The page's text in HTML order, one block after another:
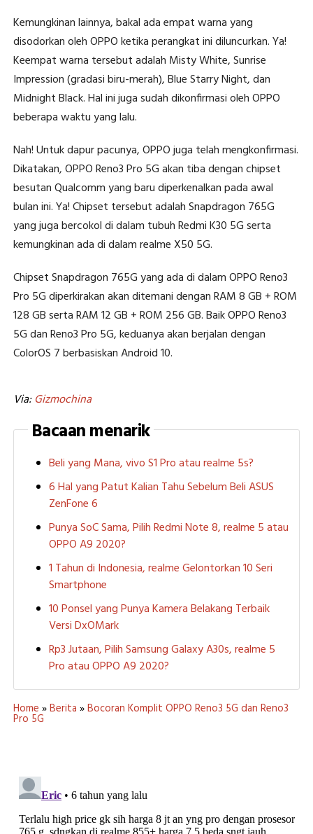
Kemungkinan lainnya, bakal ada empat warna yang
disodorkan oleh OPPO ketika perangkat ini diluncurkan. Ya!
Keempat warna tersebut adalah Misty White, Sunrise
Impression (gradasi biru-merah), Blue Starry Night, dan
Midnight Black. Hal ini juga sudah dikonfirmasi oleh OPPO
beberapa waktu yang lalu.
Nah! Untuk dapur pacunya, OPPO juga telah mengkonfirmasi.
Dikatakan, OPPO Reno3 Pro 5G akan tiba dengan chipset
besutan Qualcomm yang baru diperkenalkan pada awal
bulan ini. Ya! Chipset tersebut adalah Snapdragon 765G
yang juga bercokol di dalam tubuh Redmi K30 5G serta
kemungkinan ada di dalam realme X50 5G.
Chipset Snapdragon 765G yang ada di dalam OPPO Reno3
Pro 5G diperkirakan akan ditemani dengan RAM 8 GB + ROM
128 GB serta RAM 12 GB + ROM 256 GB. Baik OPPO Reno3
5G dan Reno3 Pro 5G, keduanya akan berjalan dengan
ColorOS 7 berbasiskan Android 10.
Via:Gizmochina
Bacaan menarik
Beli yang Mana, vivo S1 Pro atau realme 5s?
6 Hal yang Patut Kalian Tahu Sebelum Beli ASUS
ZenFone 6
Punya SoC Sama, Pilih Redmi Note 8, realme 5 atau
OPPO A9 2020?
1 Tahun di Indonesia, realme Gelontorkan 10 Seri
Smartphone
10 Ponsel yang Punya Kamera Belakang Terbaik
Versi DxOMark
Rp3 Jutaan, Pilih Samsung Galaxy A30s, realme 5
Pro atau OPPO A9 2020?
Home »Berita »Bocoran Komplit OPPO Reno3 5G dan Reno3
Pro 5G